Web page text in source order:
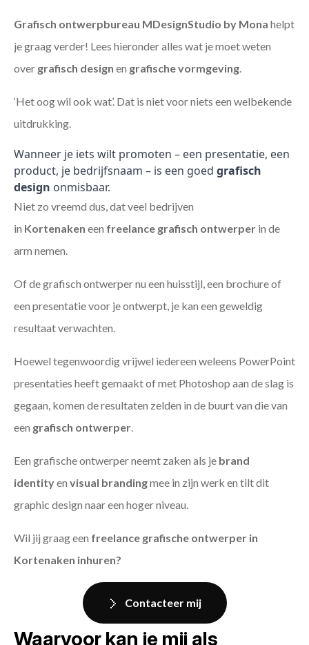
Grafisch ontwerpbureau MDesignStudio by Mona helpt
je graag verder! Lees hieronder alles wat je moet weten
over grafisch design en grafische vormgeving
‘Het oog wil ook wat’. Dat is niet voor niets een welbekende
uitdrukking.
Wanneer je iets wilt promoten – een presentatie, een
product, je bedrijfsnaam – is een goed grafisch
design onmisbaar.
Niet zo vreemd dus, dat veel bedrijven
in Kortenaken een freelance grafisch ontwerper in de
arm nemen.
Of de grafisch ontwerper nu een huisstijl, een brochure of
een presentatie voor je ontwerpt, je kan een geweldig
resultaat verwachten.
Hoewel tegenwoordig vrijwel iedereen weleens PowerPoint
presentaties heeft gemaakt of met Photoshop aan de slag is
gegaan, komen de resultaten zelden in de buurt van die van
een grafisch ontwerper
Een grafische ontwerper neemt zaken als je brand
identityen visual brandingmee in zijn werk en tilt dit
graphic design naar een hoger niveau.
Wil jij graag een freelance grafische ontwerper in
Kortenaken inhuren?
Contacteer mij
Waarvoor kan je mij als